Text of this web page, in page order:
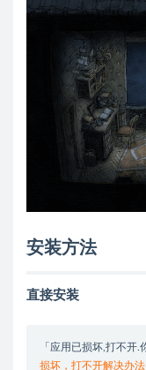
安装方法
直接安装
「应用已损坏,打不开
损坏，打不开解决办法